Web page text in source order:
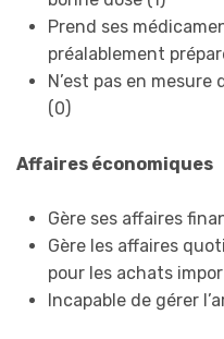
Prend ses
préalablement
N’est pas en
(0)
Affaires économiques
Gère ses affaires
Gère les affaires
pour les achats
Incapable de gérer